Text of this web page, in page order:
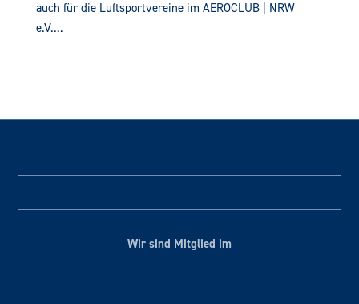
auch für die Luftsportvereine im AEROCLUB | NRW
e.V....
Wir sind Mitglied im